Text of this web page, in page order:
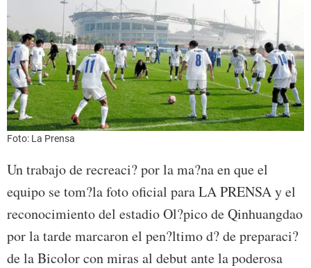
Foto: La Prensa
Un trabajo de recreaci? por la ma?na en que el
equipo se tom?la foto oficial para LA PRENSA y el
reconocimiento del estadio Ol?pico de Qinhuangdao
por la tarde marcaron el pen?ltimo d? de preparaci?
de la Bicolor con miras al debut ante la poderosa